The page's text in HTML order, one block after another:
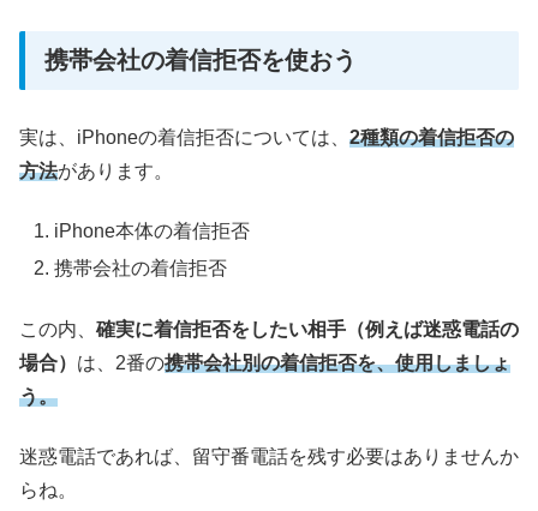
携帯会社の着信拒否を使おう
実は、iPhoneの着信拒否については、 2種類の着信拒否の
方法があります。
iPhone本体の着信拒否
携帯会社の着信拒否
この内、 確実に着信拒否をしたい相手（例えば迷惑電話の
場合） は、2番の携帯会社別の着信拒否を、使用しましょ
う。
迷惑電話であれば、留守番電話を残す必要はありませんか
らね。